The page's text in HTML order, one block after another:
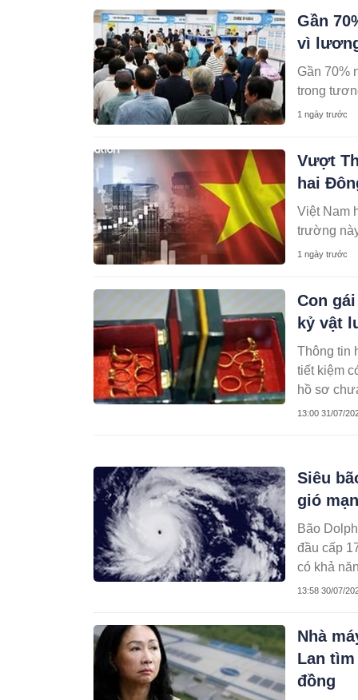
Gần
vì
Gần 70%
trong
1 ngày trước
Vượt
hai
Việt Nam
trường
1 ngày trước
Con
kỷ vật
Thông tin
tiết kiệm
hồ sơ
13:00 31/07/
Siêu
gió
Bão
đầu cấp
có khả
13:58 30/07/
Nhà
Lan
đồng